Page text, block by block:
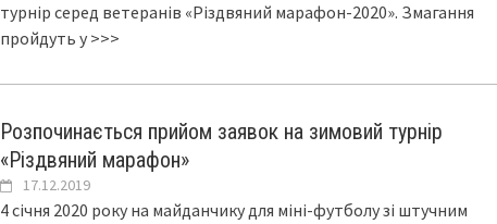
турнір серед ветеранів «Різдвяний марафон-2020». Змагання
пройдуть у >>>
Розпочинається прийом заявок на зимовий турнір
«Різдвяний марафон»
17.12.2019
4 січня 2020 року на майданчику для міні-футболу зі штучним